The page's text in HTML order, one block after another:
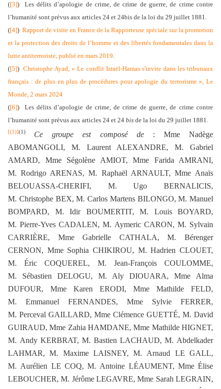
([3]) Les délits d’apologie de crime, de crime de guerre, de crime contre
l’humanité sont prévus aux articles 24 et 24bis de la loi du 29 juillet 1881.
([4]) Rapport de visite en France de la Rapporteuse spéciale sur la promotion
et la protection des droits de l’homme et des libertés fondamentales dans la
lutte antiterroriste, publié en mars 2019.
([5])Christophe Ayad, « Le conflit Israël-Hamas s'invite dans les tribunaux
français : de plus en plus de procédures pour apologie du terrorisme », Le
Monde, 2 mars 2024
([6]) Les délits d’apologie de crime, de crime de guerre, de crime contre
l’humanité sont prévus aux articles 24 et 24 bis de la loi du 29 juillet 1881.
[(1)](1) Ce groupe est composé de: Mme Nadège
ABOMANGOLI, M. Laurent ALEXANDRE, M. Gabriel
AMARD, Mme Ségolène AMIOT, Mme Farida AMRANI,
M. Rodrigo ARENAS, M. Raphaël ARNAULT, Mme Anaïs
BELOUASSA-CHERIFI, M. Ugo BERNALICIS,
M. Christophe BEX, M. Carlos Martens BILONGO, M. Manuel
BOMPARD, M. Idir BOUMERTIT, M. Louis BOYARD,
M. Pierre-Yves CADALEN, M. Aymeric CARON, M. Sylvain
CARRIÈRE, Mme Gabrielle CATHALA, M. Bérenger
CERNON, Mme Sophia CHIKIROU, M. Hadrien CLOUET,
M. Éric COQUEREL, M. Jean-François COULOMME,
M. Sébastien DELOGU, M. Aly DIOUARA, Mme Alma
DUFOUR, Mme Karen ERODI, Mme Mathilde FELD,
M. Emmanuel FERNANDES, Mme Sylvie FERRER,
M. Perceval GAILLARD, Mme Clémence GUETTÉ, M. David
GUIRAUD, Mme Zahia HAMDANE, Mme Mathilde HIGNET,
M. Andy KERBRAT, M. Bastien LACHAUD, M. Abdelkader
LAHMAR, M. Maxime LAISNEY, M. Arnaud LE GALL,
M. Aurélien LE COQ, M. Antoine LÉAUMENT, Mme Élise
LEBOUCHER, M. Jérôme LEGAVRE, Mme Sarah LEGRAIN,